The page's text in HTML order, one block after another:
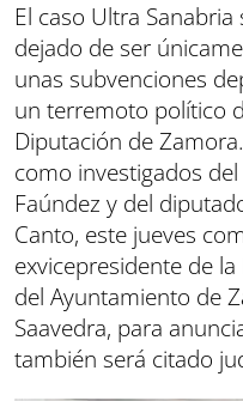
El caso Ultra
dejado de ser
unas subvenciones
un terremoto político
Diputación de
como investigados
Faúndez y del
Canto, este jueves
exvicepresidente de
del Ayuntamiento de
Saavedra, para
también será citado